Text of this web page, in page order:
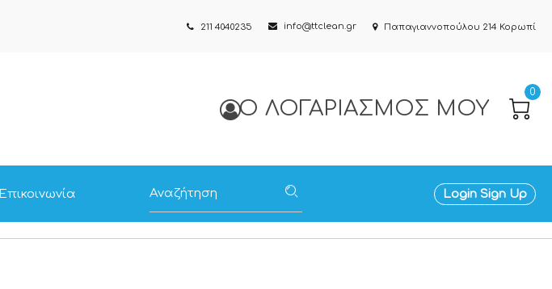
211 4040235 info@ttclean.gr Παπαγιαννοπούλου 214 Κορωπί
Ο ΛΟΓΑΡΙΑΣΜΌΣ ΜΟΥ
0
Επικοινωνία Login Sign Up